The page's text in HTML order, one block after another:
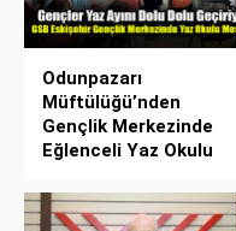
Odunpazarı
Müftülüğü’nden
Gençlik Merkezinde
Eğlenceli Yaz Okulu